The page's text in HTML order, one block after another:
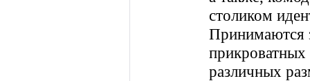
столиком
Принимаются
различных